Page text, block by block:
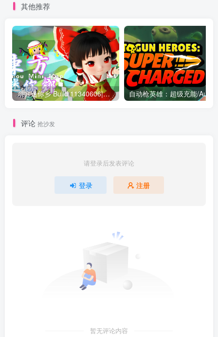
其他推荐
东方迷你乡 Build.11340606|休闲益智|容量214MB|免安装绿色中文版
评论 抢沙发
请登录后发表评论
登录 注册
暂无评论内容